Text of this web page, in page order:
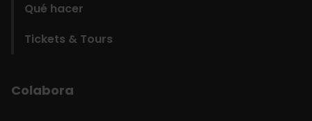
Qué hacer
Tickets & Tours
Colabora